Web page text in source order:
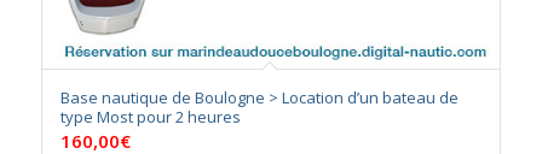
Base nautique de Boulogne > Location d’un bateau de
type Most pour 2 heures
160,00€